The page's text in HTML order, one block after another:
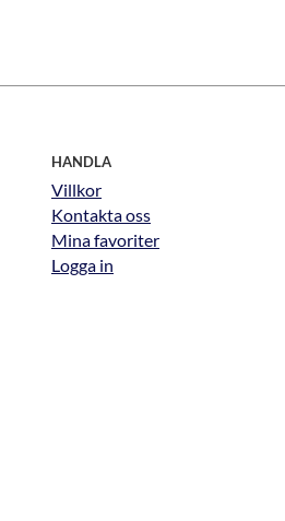
HANDLA
Villkor
Kontakta oss
Mina favoriter
Logga in